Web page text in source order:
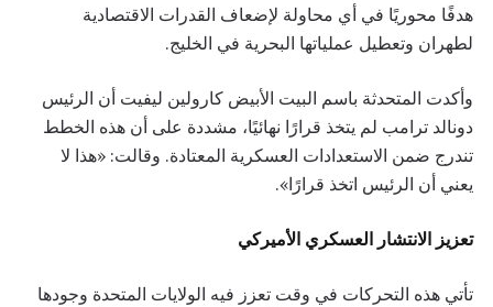
هدفًا محوريًا في أي محاولة لإضعاف القدرات الاقتصادية
لطهران وتعطيل عملياتها البحرية في الخليج.
وأكدت المتحدثة باسم البيت الأبيض كارولين ليفيت أن الرئيس
دونالد ترامب لم يتخذ قرارًا نهائيًا، مشددة على أن هذه الخطط
تندرج ضمن الاستعدادات العسكرية المعتادة. وقالت: «هذا لا
يعني أن الرئيس اتخذ قرارًا».
تعزيز الانتشار العسكري الأميركي
تأتي هذه التحركات في وقت تعزز فيه الولايات المتحدة وجودها